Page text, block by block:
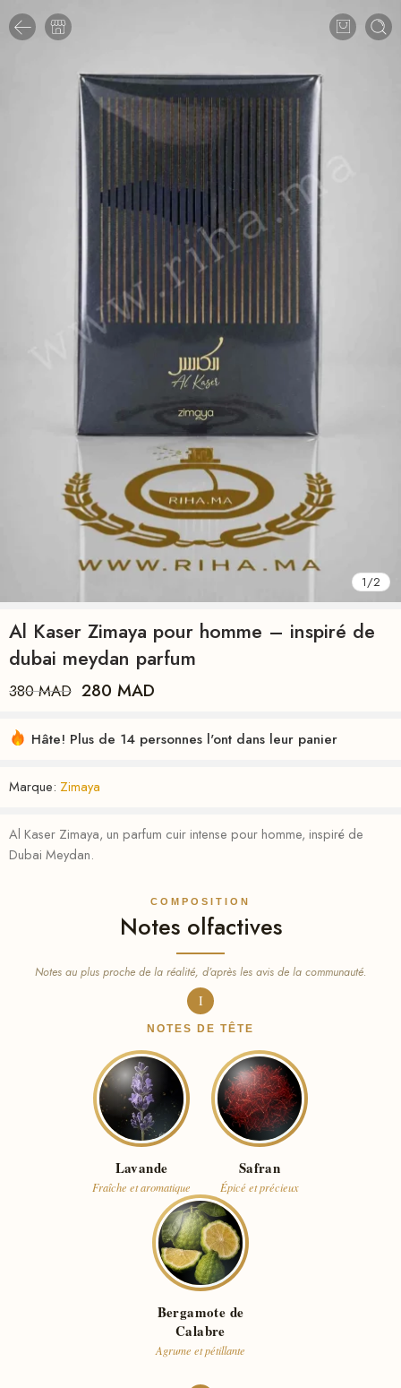
1/2
Al Kaser Zimaya pour homme – inspiré de
dubai meydan parfum
380MAD 280 MAD
Hâte! Plus de 14 personnes l'ont dans leur panier
Marque: Zimaya
Al Kaser Zimaya, un parfum cuir intense pour homme, inspiré de
Dubai Meydan.
COMPOSITION
Notes olfactives
Notes au plus proche de la réalité, d’après les avis de la communauté.
I
NOTES DE TÊTE
Lavande
Fraîche et aromatique
Safran
Épicé et précieux
Bergamote de
Calabre
Agrume et pétillante